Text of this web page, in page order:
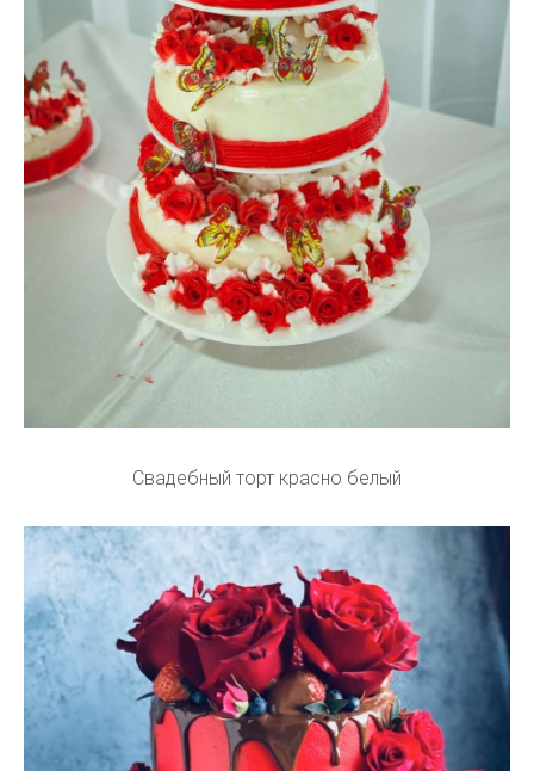
Свадебный торт красно белый